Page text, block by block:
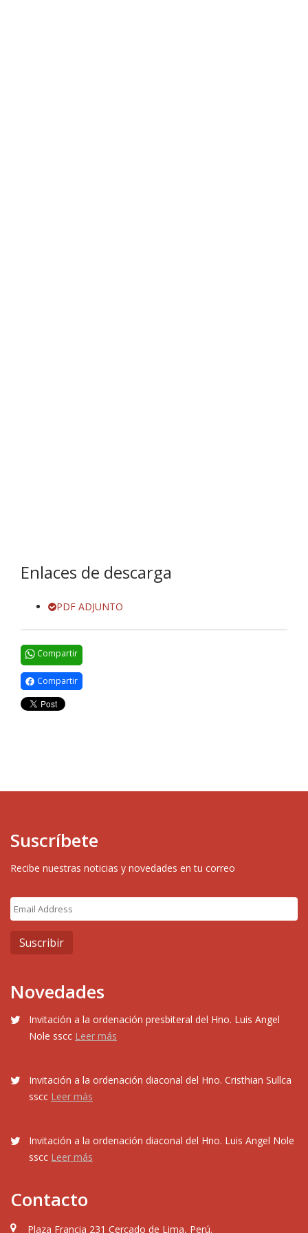
Enlaces de descarga
PDF ADJUNTO
Compartir
Compartir
Suscríbete
Recibe nuestras noticias y novedades en tu correo
Novedades
Invitación a la ordenación presbiteral del Hno. Luis Angel
Nole sscc Leer más
Invitación a la ordenación diaconal del Hno. Cristhian Sullca
sscc Leer más
Invitación a la ordenación diaconal del Hno. Luis Angel Nole
sscc Leer más
Contacto
Plaza Francia 231 Cercado de Lima, Perú.